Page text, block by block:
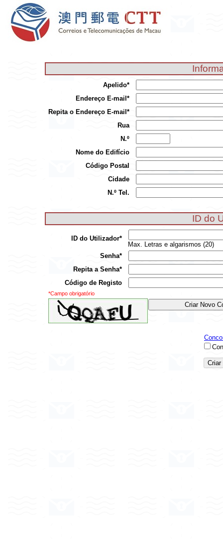
Apelido*
Endereço E-mail*
Repita o Endereço E-mail*
Rua
N.º
Nome do Edifício
Código Postal
Cidade
N.º Tel.
ID do
ID do Utilizador*
Max. Letras e algarismos (20)
Senha*
Repita a Senha*
Código de Registo
*Campo obrigatório